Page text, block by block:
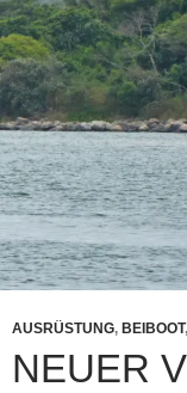
AUSRÜSTUNG, BEIBOOT,
NEUER